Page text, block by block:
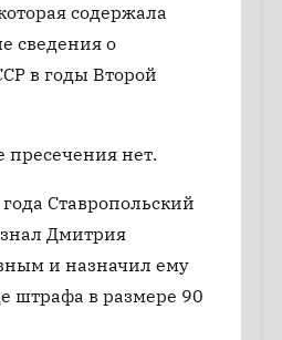
содержала
сведения о
в годы Второй
пресечения нет.
Ставропольский
Дмитрия
и назначил ему
штрафа в размере 90